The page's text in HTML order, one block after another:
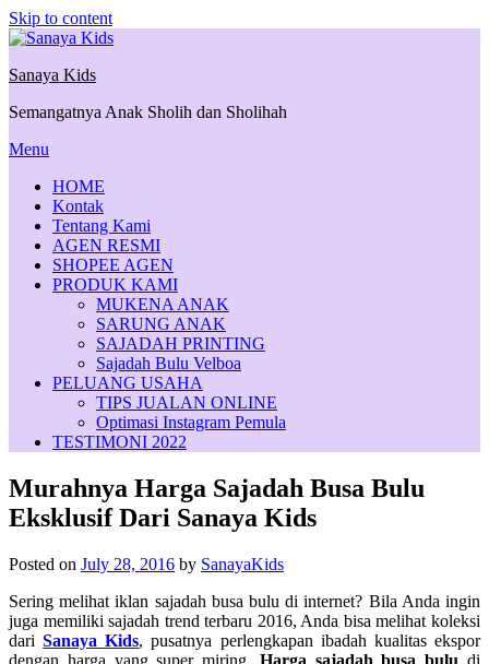
Skip to content
Sanaya Kids
Semangatnya Anak Sholih dan Sholihah
Menu
HOME
Kontak
Tentang Kami
AGEN RESMI
SHOPEE AGEN
PRODUK KAMI
MUKENA ANAK
SARUNG ANAK
SAJADAH PRINTING
Sajadah Bulu Velboa
PELUANG USAHA
TIPS JUALAN ONLINE
Optimasi Instagram Pemula
TESTIMONI 2022
Murahnya Harga Sajadah Busa Bulu
Eksklusif Dari Sanaya Kids
Posted on July 28, 2016 by SanayaKids
Sering melihat iklan sajadah busa bulu di internet? Bila Anda ingin
juga memiliki sajadah trend terbaru 2016, Anda bisa melihat koleksi
dariSanaya Kids, pusatnya perlengkapan ibadah kualitas ekspor
dengan harga yang super miring. Harga sajadah busa bulu di